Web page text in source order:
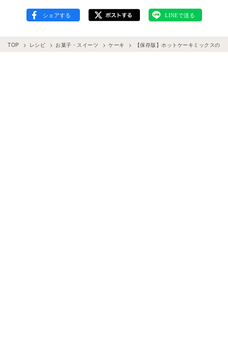
TOP レシピ お菓子・スイーツ ケーキ 【保存版】ホットケーキミックスの